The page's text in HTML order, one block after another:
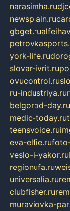
narasimha.ru
newsplain.ru
gbget.ru
york-life.ru
slovar-ivrit.ru
ovucontrol.ru
ru-industriya.ru
belgorod-day.ru
medic-today.ru
teensvoice.ru
eva-elfie.ru
veslo-i-yakor.ru
regionufa.ru
universalia.ru
clubfisher.ru
muraviovka-